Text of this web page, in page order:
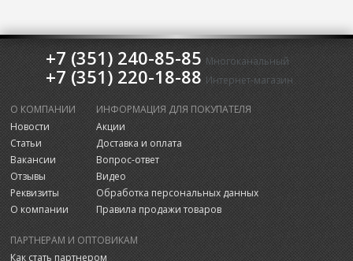
+7 (351) 240-85-85 Многоканальный
+7 (351) 220-18-88 Интернет-магазин
О КОМПАНИИ
Новости
Статьи
Вакансии
Отзывы
Реквизиты
О компании
ИНФОРМАЦИЯ ДЛЯ ПОКУПАТЕЛЯ
Акции
Доставка и оплата
Вопрос-ответ
Видео
Обработка персональных данных
Правила продажи товаров
ПАРТНЕРАМ И ОПТОВИКАМ
Как стать партнером